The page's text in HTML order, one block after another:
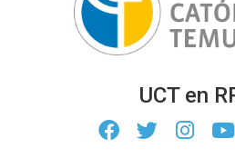
UCT en